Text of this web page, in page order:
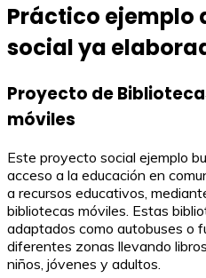
Práctico ejemplo
social ya
Proyecto de
móviles
Este proyecto social ejemplo
acceso a la educación en
a recursos educativos,
bibliotecas móviles. Estas
adaptados como autobuses o
diferentes zonas llevando
niños, jóvenes y adultos.